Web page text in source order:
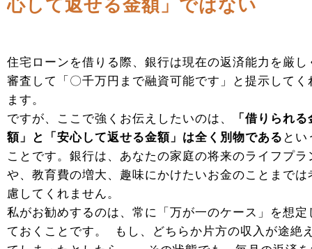
心して返せる金額」ではない
住宅ローンを借りる際、銀行は現在の返済能力を厳し
審査して「〇千万円まで融資可能です」と提示してく
ます。
ですが、ここで強くお伝えしたいのは、
「借りられる
額」と「安心して返せる金額」は全く別物である とい
ことです。銀行は、あなたの家庭の将来のライフプラ
や、教育費の増大、趣味にかけたいお金のことまでは
慮してくれません。
私がお勧めするのは、常に「万が一のケース」を想定
ておくことです。 もし、どちらか片方の収入が途絶